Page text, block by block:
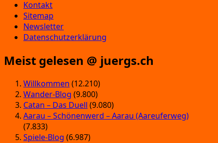
Kontakt
Sitemap
Newsletter
Datenschutzerklärung
Meist gelesen @ juergs.ch
Willkommen (12.210)
Wander-Blog (9.800)
Catan – Das Duell (9.080)
Aarau – Schönenwerd – Aarau (Aareuferweg)
(7.833)
Spiele-Blog (6.987)